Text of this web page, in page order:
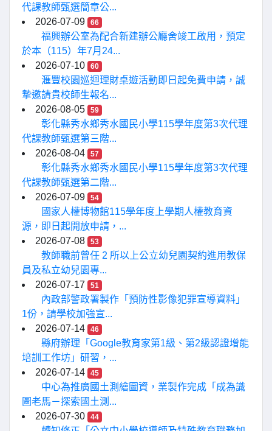
代課教師甄選簡章公...
2026-07-09
66
福興辦公室為配合新建辦公廳舍竣工啟用，預定
於本（115）年7月24...
2026-07-10
60
滙豐校園巡迴理財桌遊活動即日起免費申請，誠
摯邀請貴校師生報名...
2026-08-05
59
彰化縣秀水鄉秀水國民小學115學年度第3次代理
代課教師甄選第三階...
2026-08-04
57
彰化縣秀水鄉秀水國民小學115學年度第3次代理
代課教師甄選第二階...
2026-07-09
54
國家人權博物館115學年度上學期人權教育資
源，即日起開放申請，...
2026-07-08
53
教師職前曾任 2 所以上公立幼兒園契約進用教保
員及私立幼兒園專...
2026-07-17
51
內政部警政署製作「預防性影像犯罪宣導資料」
1份，請學校加強宣...
2026-07-14
46
縣府辦理「Google教育家第1級、第2級認證增能
培訓工作坊」研習，...
2026-07-14
45
中心為推廣國土測繪圖資，業製作完成「成為識
圖老馬－探索國土測...
2026-07-30
44